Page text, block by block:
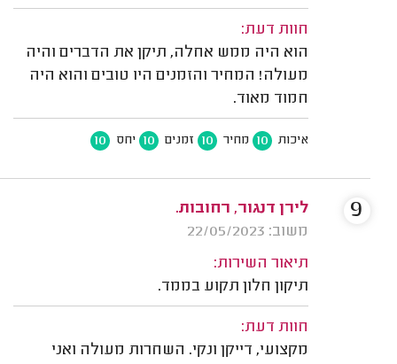
חוות דעת:
הוא היה ממש אחלה, תיקן את הדברים והיה
מעולה! המחיר והזמנים היו טובים והוא היה
חמוד מאוד.
איכות 10 מחיר 10 זמנים 10 יחס 10
לירן דנגור, רחובות.
משוב: 22/05/2023
תיאור השירות:
תיקון חלון תקוע בממד.
חוות דעת:
מקצועי, דייקן ונקי. השחרות מעולה ואני
9